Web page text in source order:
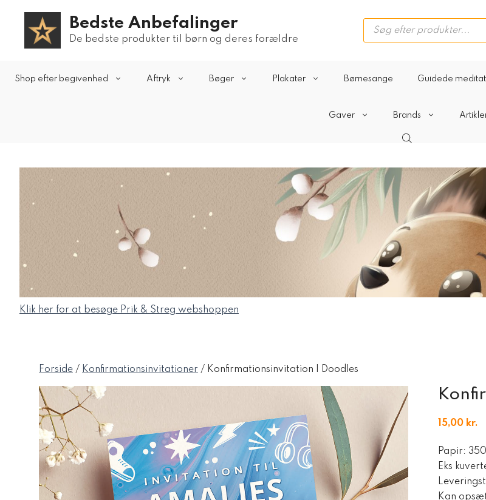
Bedste Anbefalinger
De bedste produkter til børn og deres forældre
Products
search
Shop efter begivenhed Aftryk Bøger Plakater Børnesange Guidede
Gaver Brands
Klik her for at besøge Prik & Streg webshoppen
Forside / Konfirmationsinvitationer / Konfirmationsinvitation | Doodles
15,00 kr.
Papir:
Eks
Kan